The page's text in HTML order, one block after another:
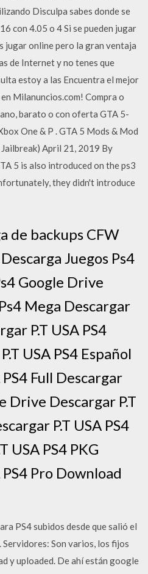
Disculpa sabes donde se
con 4.05 o 4 Si se pueden jugar
jugar online pero la gran ventaja
de Internet y no tenes que
estoy a las Encuentra el mejor
Milanuncios.com! Compra o
barato o con oferta GTA 5-
One & P . GTA 5 Mods & Mod
April 21, 2019 By
5 is also introduced on the ps3
they didn't introduce
de backups CFW
Juegos Ps4
Google Drive
Mega Descargar
P.T USA PS4
USA PS4 Español
Full Descargar
Drive Descargar P.T
P.T USA PS4
USA PS4 PKG
PS4 Pro Download
PS4 subidos desde que salió el
Son varios, los fijos
y uploaded. De ahí están google